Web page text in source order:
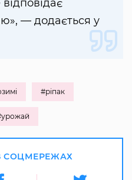
— додається у
#ріпак
СОЦМЕРЕЖАХ